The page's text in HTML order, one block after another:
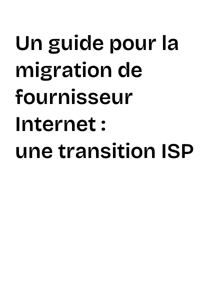
Ressources
Insights TI
EN
Un guide pour la
migration de
fournisseur
Internet :
une transition ISP